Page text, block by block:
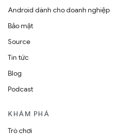
Android dành cho doanh nghiệp
Bảo mật
Source
Tin tức
Blog
Podcast
KHÁM PHÁ
Trò chơi